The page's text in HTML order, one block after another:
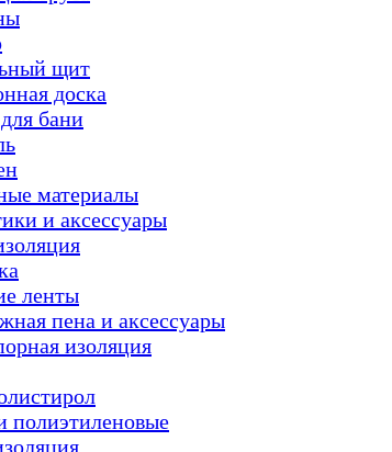
щит
доска
бани
материалы
и аксессуары
ленты
пена и аксессуары
изоляция
полиэтиленовые